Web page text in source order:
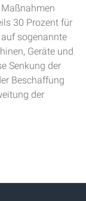
30 Prozent für
sogenannte
Geräte und
Senkung der
Beschaffung
der